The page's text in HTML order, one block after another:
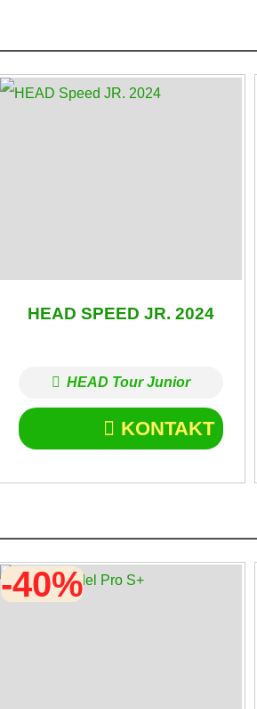
HEAD SPEED JR. 2024
HEAD Tour Junior
KONTAKT
-40%